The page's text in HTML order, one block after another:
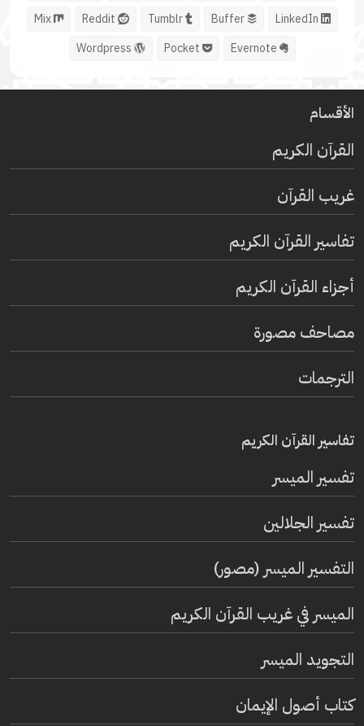
Buffer
Tumblr
Mix
الأقسام
القرآن الكريم
غريب القرآن
تفاسير القرآن الكريم
أجزاء القرآن الكريم
مصاحف مصورة
الترجمات
تفاسير القرآن الكريم
تفسير المیسر
تفسير الجلالين
التفسير الميسر (مصور)
الميسر في غريب القرآن الكريم
التجويد الميسر
كتاب أصول الإيمان